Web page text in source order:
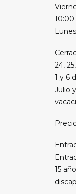
10:00
24,
1 y 6
Julio
15